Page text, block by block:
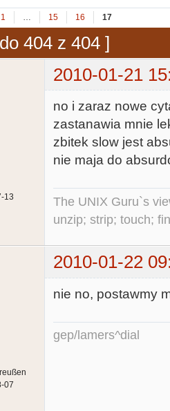
1 … 15 16 17
404 z 404 ]
2010-01-21
13
no i zaraz nowe
zastanawia mnie
zbitek slow jest
nie maja do
The UNIX Guru`s
unzip; strip; touch;
2010-01-22
07
nie no, postawmy
gep/lamers^dial